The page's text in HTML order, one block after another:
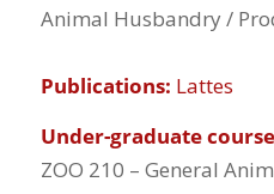
Animal Husbandry /
Publications: Lattes
Under-graduate
ZOO 210 – General